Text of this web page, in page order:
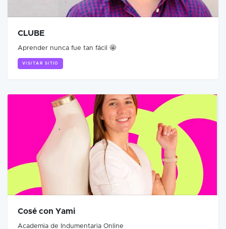
CLUBE
Aprender nunca fue tan fácil 🤩
VISITAR SITIO
Cosé con Yami
Academia de Indumentaria Online